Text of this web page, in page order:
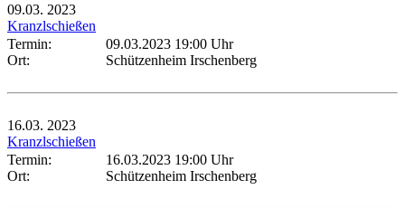
09.03. 2023
Kranzlschießen
Termin:
09.03.2023 19:00 Uhr
Ort:
Schützenheim Irschenberg
16.03. 2023
Kranzlschießen
Termin:
16.03.2023 19:00 Uhr
Ort:
Schützenheim Irschenberg